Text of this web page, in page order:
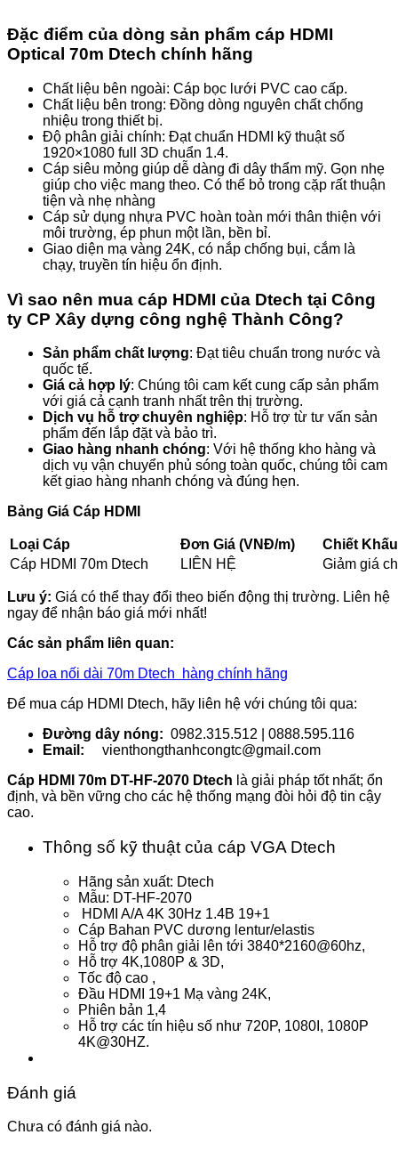
Đặc điểm của dòng sản phẩm cáp HDMI
Optical 70m Dtech chính hãng
Chất liệu bên ngoài: Cáp bọc lưới PVC cao cấp.
Chất liệu bên trong: Đồng dòng nguyên chất chống
nhiệu trong thiết bị.
Độ phân giải chính: Đạt chuẩn HDMI kỹ thuật số
1920×1080 full 3D chuẩn 1.4.
Cáp siêu mỏng giúp dễ dàng đi dây thẩm mỹ. Gọn nhẹ
giúp cho việc mang theo. Có thể bỏ trong cặp rất thuận
tiện và nhẹ nhàng
Cáp sử dụng nhựa PVC hoàn toàn mới thân thiện với
môi trường, ép phun một lần, bền bỉ.
Giao diện mạ vàng 24K, có nắp chống bụi, cắm là
chạy, truyền tín hiệu ổn định.
Vì sao nên mua cáp HDMI của Dtech tại Công
ty CP Xây dựng công nghệ Thành Công?
Sản phẩm chất lượng: Đạt tiêu chuẩn trong nước và
quốc tế.
Giá cả hợp lý: Chúng tôi cam kết cung cấp sản phẩm
với giá cả cạnh tranh nhất trên thị trường.
Dịch vụ hỗ trợ chuyên nghiệp: Hỗ trợ từ tư vấn sản
phẩm đến lắp đặt và bảo trì.
Giao hàng nhanh chóng: Với hệ thống kho hàng và
dịch vụ vận chuyển phủ sóng toàn quốc, chúng tôi cam
kết giao hàng nhanh chóng và đúng hẹn.
Bảng Giá Cáp HDMI
Loại Cáp Đơn Giá (VNĐ/m)
Chiết
Cáp HDMI 70m Dtech
LIÊN HỆ Giảm giá
Lưu ý: Giá có thể thay đổi theo biến động thị trường. Liên hệ
ngay để nhận báo giá mới nhất!
Các sản phẩm liên quan:
Cáp loa nối dài 70m Dtech hàng chính hãng
Để mua cáp HDMI Dtech, hãy liên hệ với chúng tôi qua:
Đường dây nóng: 0982.315.512 | 0888.595.116
Email: vienthongthanhcongtc@gmail.com
Cáp HDMI 70m DT-HF-2070 Dtech là giải pháp tốt nhất; ổn
định, và bền vững cho các hệ thống mạng đòi hỏi độ tin cậy
cao.
Thông số kỹ thuật của cáp VGA Dtech
Hãng sản xuất: Dtech
Mẫu: DT-HF-2070
HDMI A/A 4K 30Hz 1.4B 19+1
Cáp Bahan PVC dương lentur/elastis
Hỗ trợ độ phân giải lên tới 3840*2160@60hz,
Hỗ trợ 4K,1080P & 3D,
Tốc độ cao ,
Đầu HDMI 19+1 Mạ vàng 24K,
Phiên bản 1,4
Hỗ trợ các tín hiệu số như 720P, 1080I, 1080P
4K@30HZ.
Đánh giá
Chưa có đánh giá nào.